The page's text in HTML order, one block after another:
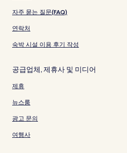
자주 묻는 질문(FAQ)
연락처
숙박 시설 이용 후기 작성
공급업체, 제휴사 및 미디어
제휴
뉴스룸
광고 문의
여행사